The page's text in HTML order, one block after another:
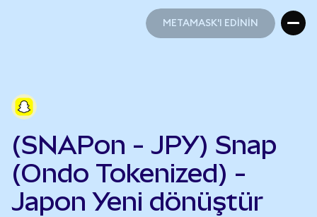
METAMASK'I EDİNİN
(SNAPon - JPY) Snap
(Ondo Tokenized) -
Japon Yeni dönüştür